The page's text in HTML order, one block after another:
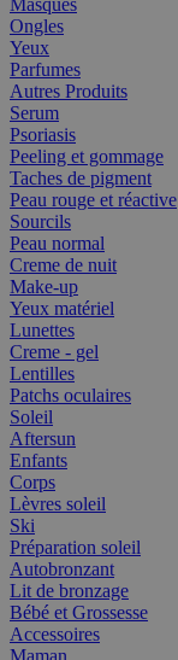
Masques
Ongles
Yeux
Parfumes
Autres Produits
Serum
Psoriasis
Peeling et gommage
Taches de pigment
Peau rouge et réactive
Sourcils
Peau normal
Creme de nuit
Make-up
Yeux matériel
Lunettes
Creme - gel
Lentilles
Patchs oculaires
Soleil
Aftersun
Enfants
Corps
Lèvres soleil
Ski
Préparation soleil
Autobronzant
Lit de bronzage
Bébé et Grossesse
Accessoires